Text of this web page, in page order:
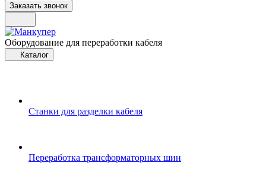
Заказать звонок
Оборудование для переработки кабеля
Каталог
Станки для разделки кабеля
Переработка трансформаторных шин